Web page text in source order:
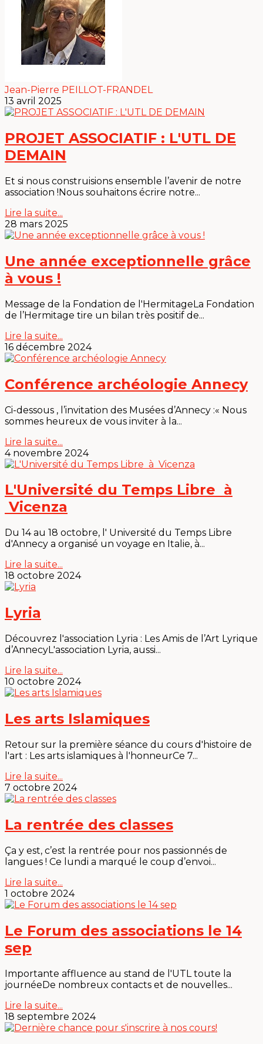
Jean-Pierre PEILLOT-FRANDEL
13 avril 2025
PROJET ASSOCIATIF : L'UTL DE
DEMAIN
Et si nous construisions ensemble l’avenir de notre
association !Nous souhaitons écrire notre...
Lire la suite...
28 mars 2025
Une année exceptionnelle grâce
à vous !
Message de la Fondation de l'HermitageLa Fondation
de l’Hermitage tire un bilan très positif de...
Lire la suite...
16 décembre 2024
Conférence archéologie Annecy
Ci-dessous , l’invitation des Musées d’Annecy :« Nous
sommes heureux de vous inviter à la...
Lire la suite...
4 novembre 2024
L'Université du Temps Libre à
Vicenza
Du 14 au 18 octobre, l' Université du Temps Libre
d'Annecy a organisé un voyage en Italie, à...
Lire la suite...
18 octobre 2024
Lyria
Découvrez l'association Lyria : Les Amis de l’Art Lyrique
d’AnnecyL'association Lyria, aussi...
Lire la suite...
10 octobre 2024
Les arts Islamiques
Retour sur la première séance du cours d'histoire de
l'art : Les arts islamiques à l'honneurCe 7...
Lire la suite...
7 octobre 2024
La rentrée des classes
Ça y est, c’est la rentrée pour nos passionnés de
langues ! Ce lundi a marqué le coup d’envoi...
Lire la suite...
1 octobre 2024
Le Forum des associations le 14
sep
Importante affluence au stand de l'UTL toute la
journéeDe nombreux contacts et de nouvelles...
Lire la suite...
18 septembre 2024